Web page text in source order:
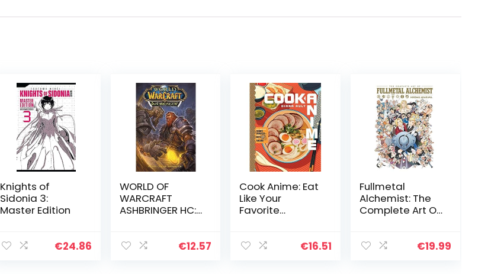
Knights of
Sidonia 3:
Master Edition
€24.86
WORLD OF
WARCRAFT
ASHBRINGER HC:
€12.57
Cook Anime: Eat
Like Your
Favorite
€16.51
Fullmetal
Alchemist: The
Complete Art Of
Alchemist)
€19.99